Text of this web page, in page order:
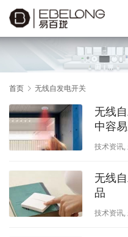
首页 无线自发电开关
无线
中容
技术资讯,
无线
品
技术资讯,